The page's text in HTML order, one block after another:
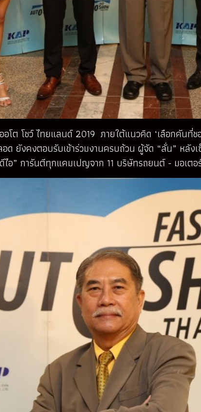
โต โชว์ ไทยแลนด์ 2019 ภายใต้แนวคิด ‘เลือกคัน
ด ยังคงตอบรับเข้าร่วมงานครบถ้วน ผู้จัด “ลั่น” หลั
ไอ” การันตีทุกแคมเปญจาก 11 บริษัทรถยนต์ - มอเต